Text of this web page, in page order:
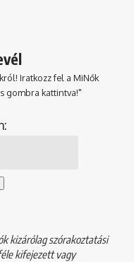
Iratkozz fel a MiNők
gombra kattintva!"
kizárólag szórakoztatási
kifejezett vagy